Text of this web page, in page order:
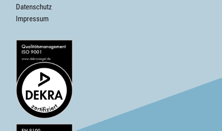
Datenschutz
Impressum